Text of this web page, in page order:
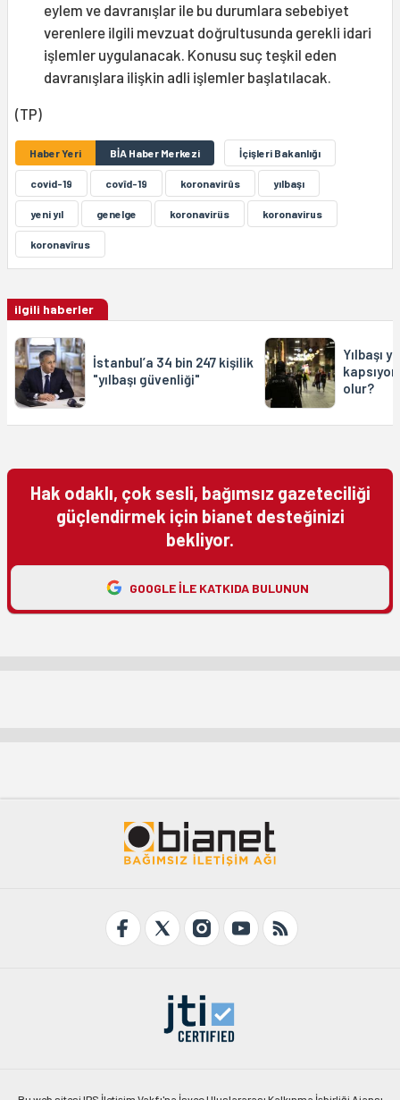
eylem ve davranışlar ile bu durumlara sebebiyet
verenlere ilgili mevzuat doğrultusunda gerekli idari
işlemler uygulanacak. Konusu suç teşkil eden
davranışlara ilişkin adli işlemler başlatılacak.
(TP)
Haber Yeri BİA Haber Merkezi İçişleri Bakanlığı
covid-19 covîd-19 koronavirûs yılbaşı
yeni yıl genelge koronavirüs koronavirus
koronavîrus
ilgili haberler
İstanbul’a 34 bin 247 kişilik
"yılbaşı güvenliği"
Yılbaşı
olur?
Hak odaklı, çok sesli, bağımsız gazeteciliği
güçlendirmek için bianet desteğinizi
bekliyor.
GOOGLE ILE KATKIDA BULUNUN